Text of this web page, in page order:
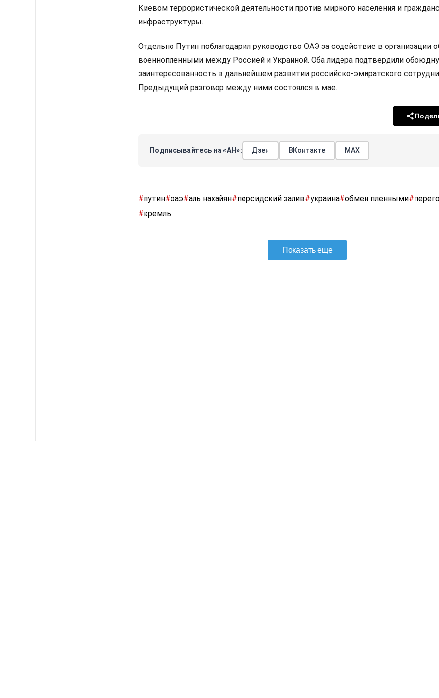
Киевом террористической деятельности против мирного населения и
инфраструктуры.
Отдельно Путин поблагодарил руководство ОАЭ за содействие в организации
военнопленными между Россией и Украиной. Оба лидера подтвердили
заинтересованность в дальнейшем развитии российско-эмиратского
Предыдущий разговор между ними состоялся в мае.
Подписывайтесь на «АН»: Дзен ВКонтакте МАХ
#путин#оаэ#аль нахайян#персидский залив#украина#обмен пленными#
#кремль
Показать еще